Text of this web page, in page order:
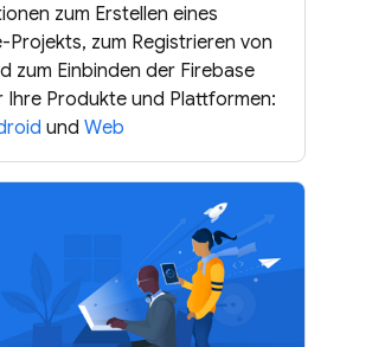
zum Erstellen eines
Projekts, zum Registrieren von
zum Einbinden der Firebase
Ihre Produkte und Plattformen:
und Web